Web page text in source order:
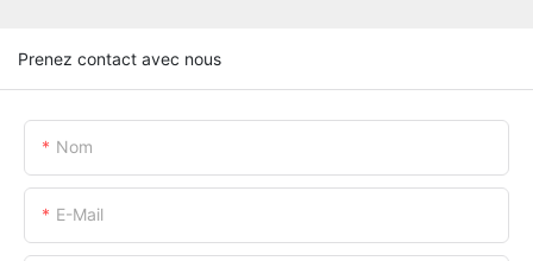
Prenez contact avec nous
Nom
E-Mail